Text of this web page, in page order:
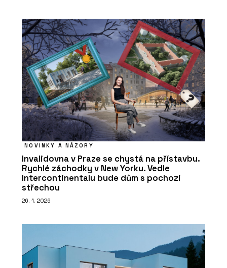
NOVINKY A NÁZORY
Invalidovna v Praze se chystá na přístavbu.
Rychlé záchodky v New Yorku. Vedle
Intercontinentalu bude dům s pochozí
střechou
26. 1. 2026